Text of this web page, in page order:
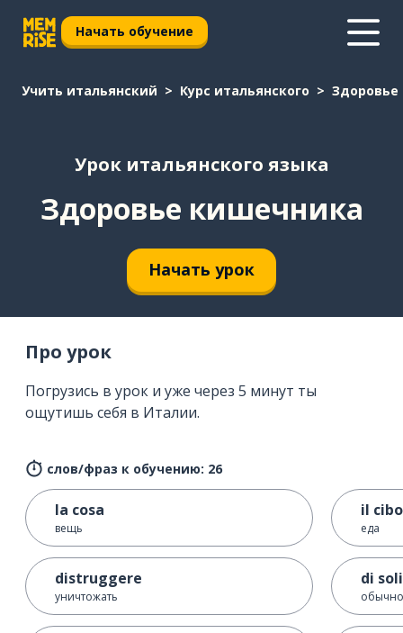
Начать обучение
Учить итальянский Курс итальянского Здоровье
Урок итальянского языка
Здоровье кишечника
Начать урок
Про урок
Погрузись в урок и уже через 5 минут ты
ощутишь себя в Италии.
слов/фраз к обучению: 26
la cosa
вещь
distruggere
уничтожать
il cibo
еда
di